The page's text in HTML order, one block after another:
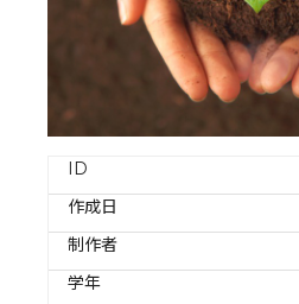
ID
作成日
制作者
学年